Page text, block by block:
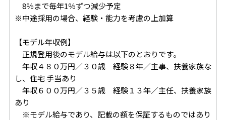
8％まで毎年1％ずつ減少予定
※中途採用の場合、経験・能力を考慮の上加算
【モデル年収例】
正規登用後のモデル給与は以下のとおりです。
年収４８０万円／３０歳 経験８年／主事、扶養家族な
し、住宅 手当あり
年収６００万円／３５歳 経験１３年／主任、扶養家族
あり
※モデル給与であり、記載の額を保証するものではあり